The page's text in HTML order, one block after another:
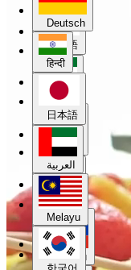
日本語
العربية
Melayu
한국어
Русский
Deutsch
हिन्दी
日本語
العربية
Melayu